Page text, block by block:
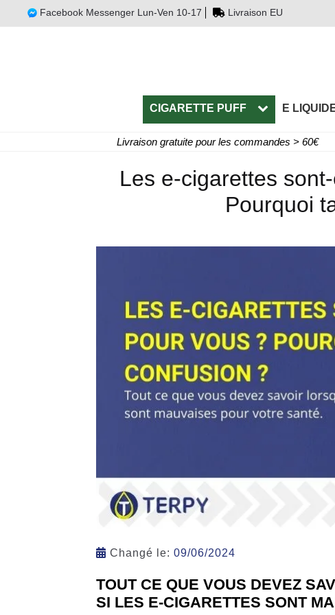
Facebook Messenger Lun-Ven 10-17 Livraison EU
CIGARETTE PUFF E
Livraison gratuite pour les commandes > 60€
Les e-cigarettes
Pourquoi
Changé le: 09/06/2024
TOUT CE QUE VOUS DEVEZ
SI LES E-CIGARETTES SONT